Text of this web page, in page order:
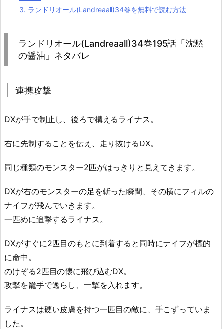
3. ランドリオール(Landreaall)34巻を無料で読む方法
ランドリオール(Landreaall)34巻195話「沈黙
の醤油」ネタバレ
連携攻撃
DXが手で制止し、後ろで構えるライナス。
右に先制することを伝え、走り抜けるDX。
同じ種類のモンスター2匹がはっきりと見えてきます。
DXが右のモンスターの足を斬った瞬間、その横にフィルの
ナイフが飛んでいきます。
一匹めに追撃するライナス。
DXがすぐに2匹目のもとに到着すると同時にナイフが標的
に命中。
のけぞる2匹目の懐に飛び込むDX。
攻撃を籠手で逸らし、一撃を入れます。
ライナスは硬い皮膚を持つ一匹目の敵に、手こずっていま
した。